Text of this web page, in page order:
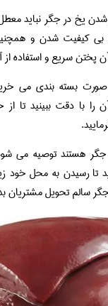
یخ در جگر نباید معطل
بی کیفیت شدن و
پختن سریع و استفاده
بسته بندی می
را با دقت ببینید تا
جگر هستند توصیه می
تا رسیدن به محل خود
سالم تحویل مشتریان